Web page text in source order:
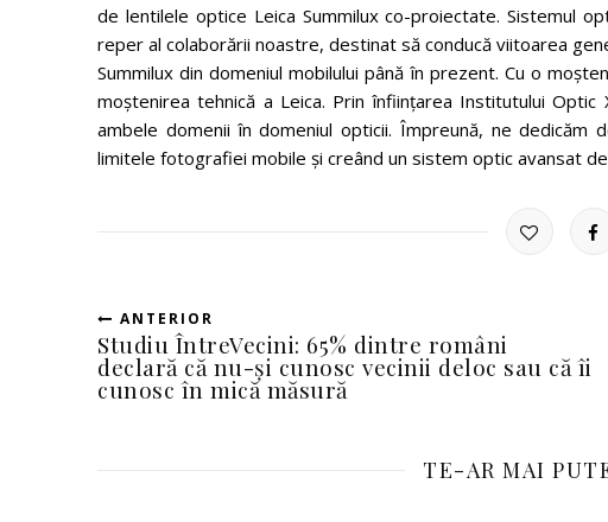
de lentilele optice Leica Summilux co-proiectate. Sistemul
reper al colaborării noastre, destinat să conducă viitoarea
Summilux din domeniul mobilului până în prezent. Cu o
moștenirea tehnică a Leica. Prin înființarea Institutului
ambele domenii în domeniul opticii. Împreună, ne dedicăm
limitele fotografiei mobile și creând un sistem optic avansat
ANTERIOR
Studiu ÎntreVecini: 65% dintre români
declară că nu-și cunosc vecinii deloc sau că îi
cunosc în mică măsură
TE-AR MAI